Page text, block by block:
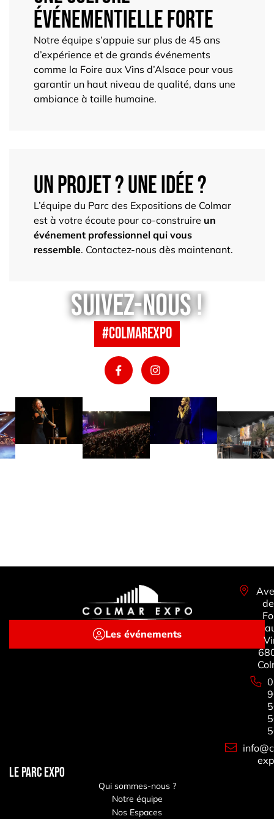
événementielle forte
Notre équipe s’appuie sur plus de 45 ans
d’expérience et de grands événements
comme la Foire aux Vins d’Alsace pour vous
garantir un haut niveau de qualité, dans une
ambiance à taille humaine.
Un projet ? Une idée ?
L’équipe du Parc des Expositions de Colmar
est à votre écoute pour co-construire un
événement professionnel qui vous
ressemble. Contactez-nous dès maintenant.
Suivez-nous !
#colmarexpo
Les événements
LE PARC EXPO
Qui sommes-nous ?
Notre équipe
Nos Espaces